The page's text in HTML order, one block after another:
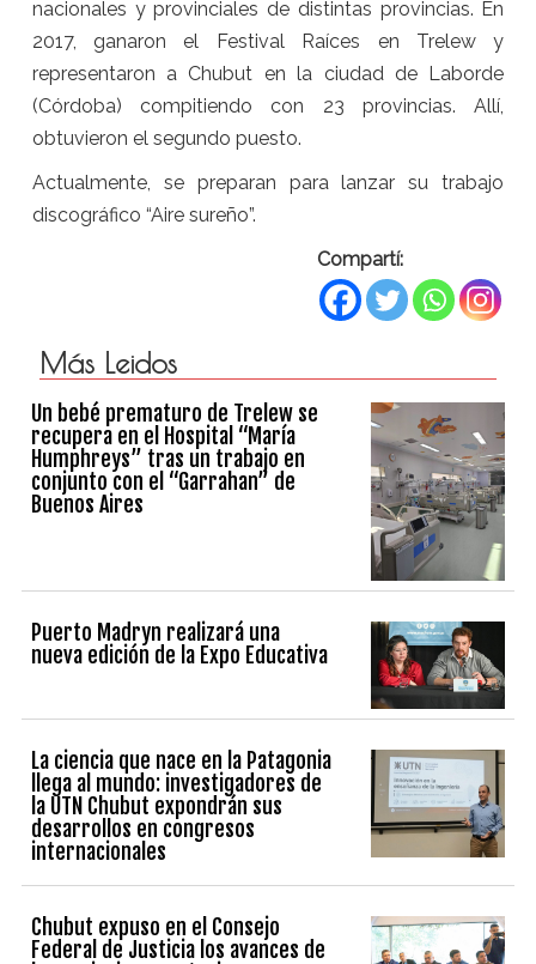
nacionales y provinciales de distintas provincias. En
2017, ganaron el Festival Raíces en Trelew y
representaron a Chubut en la ciudad de Laborde
(Córdoba) compitiendo con 23 provincias. Allí,
obtuvieron el segundo puesto.
Actualmente, se preparan para lanzar su trabajo
discográfico “Aire sureño”.
Compartí:
Más Leidos
Un bebé prematuro de Trelew se
recupera en el Hospital “María
Humphreys” tras un trabajo en
conjunto con el “Garrahan” de
Buenos Aires
Puerto Madryn realizará una
nueva edición de la Expo Educativa
La ciencia que nace en la Patagonia
llega al mundo: investigadores de
la UTN Chubut expondrán sus
desarrollos en congresos
internacionales
Chubut expuso en el Consejo
Federal de Justicia los avances de